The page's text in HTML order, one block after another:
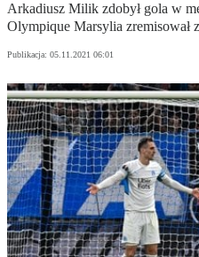
Arkadiusz Milik zdobył gola w
Olympique Marsylia zremisował
Publikacja: 05.11.2021 06:01